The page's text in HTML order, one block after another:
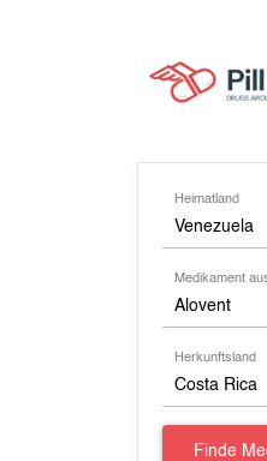
Heimatland
Venezuela
Medikament
Alovent
Herkunftsland
Costa Rica
Finde